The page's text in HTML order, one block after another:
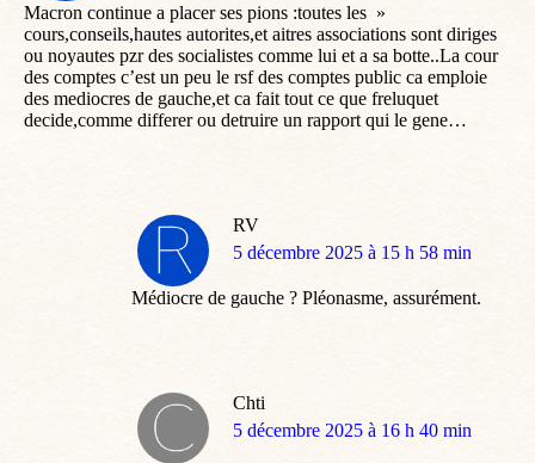
Macron continue a placer ses pions :toutes les »
cours,conseils,hautes autorites,et aitres associations sont diriges
ou noyautes pzr des socialistes comme lui et a sa botte..La cour
des comptes c’est un peu le rsf des comptes public ca emploie
des mediocres de gauche,et ca fait tout ce que freluquet
decide,comme differer ou detruire un rapport qui le gene…
RV
dit
5 décembre 2025 à 15 h 58 min
Médiocre de gauche ? Pléonasme, assurément.
Chti
dit
5 décembre 2025 à 16 h 40 min